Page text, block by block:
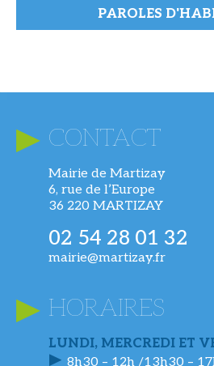
PAROLES
CONTACT
Mairie de Martizay
6, rue de l’Europe
36 220 MARTIZAY
02 54 28 01 32
mairie@martizay.fr
HORAIRES
LUNDI, MERCREDI ET
8h30 – 12h /13h30 –